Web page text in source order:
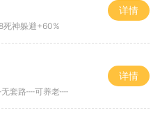
死神躲避+60%
详情
套路┉可养老┉
详情